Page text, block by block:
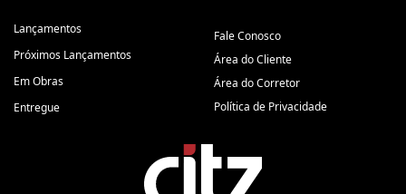
Em Obras
Entregue
Área do Corretor
Política de Privacidade